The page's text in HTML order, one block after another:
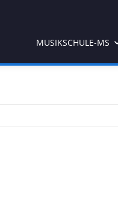
MUSIKSCHULE-MS